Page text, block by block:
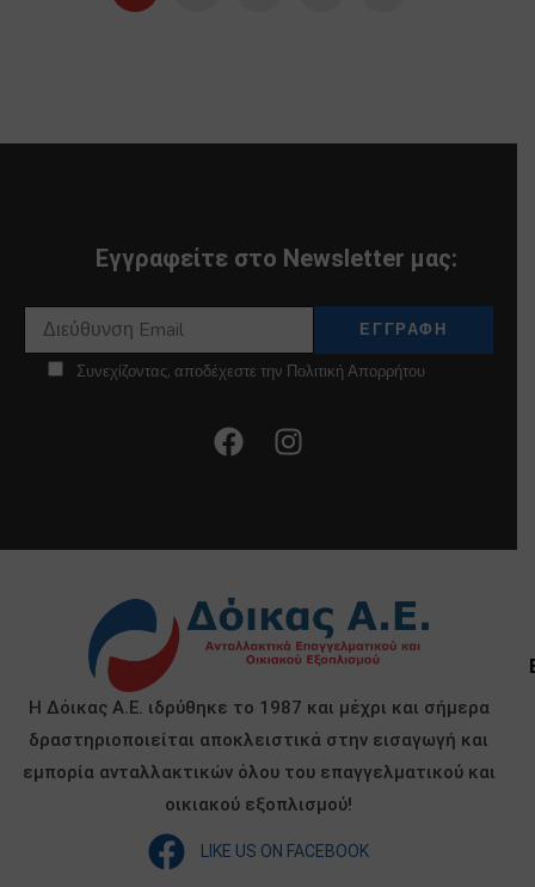
Εγγραφείτε στο Newsletter μας:
Συνεχίζοντας, αποδέχεστε την Πολιτική Απορρήτου
Η Δόικας Α.Ε. ιδρύθηκε το 1987 και μέχρι και σήμερα
δραστηριοποιείται αποκλειστικά στην εισαγωγή και
εμπορία ανταλλακτικών όλου του επαγγελματικού και
οικιακού εξοπλισμού!
LIKE US ON FACEBOOK